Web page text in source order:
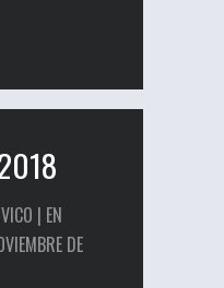
| EN
DE